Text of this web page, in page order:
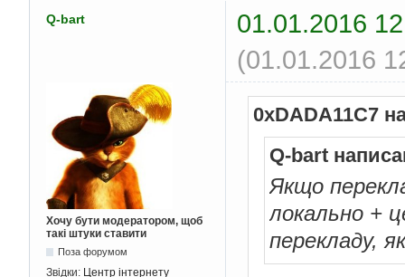
Q-bart
01.01.2016
(01.01.2016
Хочу бути модератором, щоб
такі штуки ставити
Поза форумом
Звідки: Центр інтернету
0xDADA11C7
Q-bart
Якщо
локально +
перекладу,